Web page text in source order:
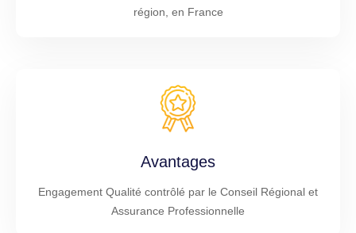
région, en France
Avantages
Engagement Qualité contrôlé par le Conseil Régional et
Assurance Professionnelle